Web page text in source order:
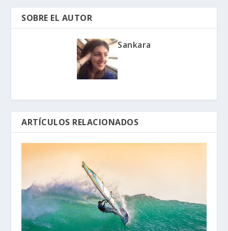
SOBRE EL AUTOR
Sankara
ARTÍCULOS RELACIONADOS